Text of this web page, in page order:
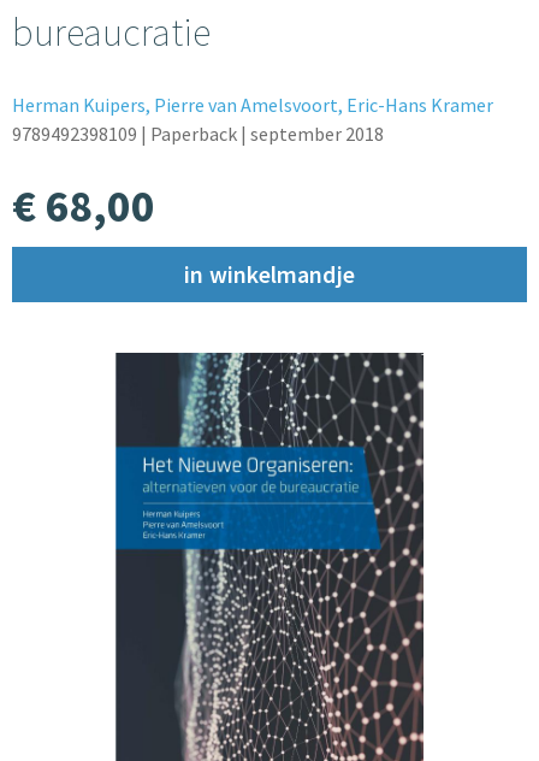
bureaucratie
Herman Kuipers, Pierre van Amelsvoort, Eric-Hans Kramer
9789492398109 | Paperback | september 2018
€ 68,00